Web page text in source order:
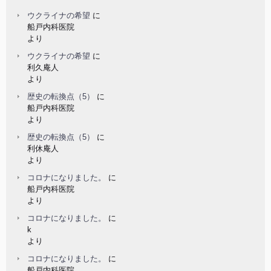
ウクライナの希望 に
船戸内科医院
より
ウクライナの希望 に
利久庵人
より
歴史の転換点（5）
に
船戸内科医院
より
歴史の転換点（5）
に
利休庵人
より
コロナになりました。
に
船戸内科医院
より
コロナになりました。
に
k
より
コロナになりました。
に